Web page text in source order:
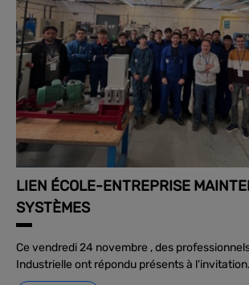
LIEN ÉCOLE-ENTREPRISE
SYSTÈMES
Ce vendredi 24 novembre , des
Industrielle ont répondu présents à l'invitation.